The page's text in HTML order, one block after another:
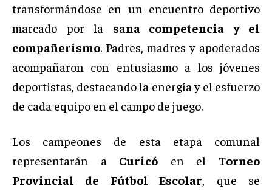
transformándose en un encuentro deportivo
marcado por la sana competencia y el
compañerismo. Padres, madres y apoderados
acompañaron con entusiasmo a los jóvenes
deportistas, destacando la energía y el esfuerzo
de cada equipo en el campo de juego.
Los campeones de esta etapa comunal
representarán a Curicó en elTorneo
Provincial de Fútbol Escolar, que se